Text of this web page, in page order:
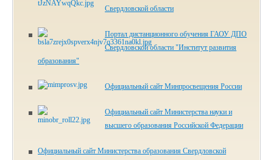
Свердловской области
Портал дистанционного обучения ГАОУ ДПО
Свердловской области "Институт развития
образования"
Официальный сайт Минпросвещения России
Официальный сайт Министерства науки и
высшего образования Российской Федерации
Официальный сайт Министерства образования Свердловской